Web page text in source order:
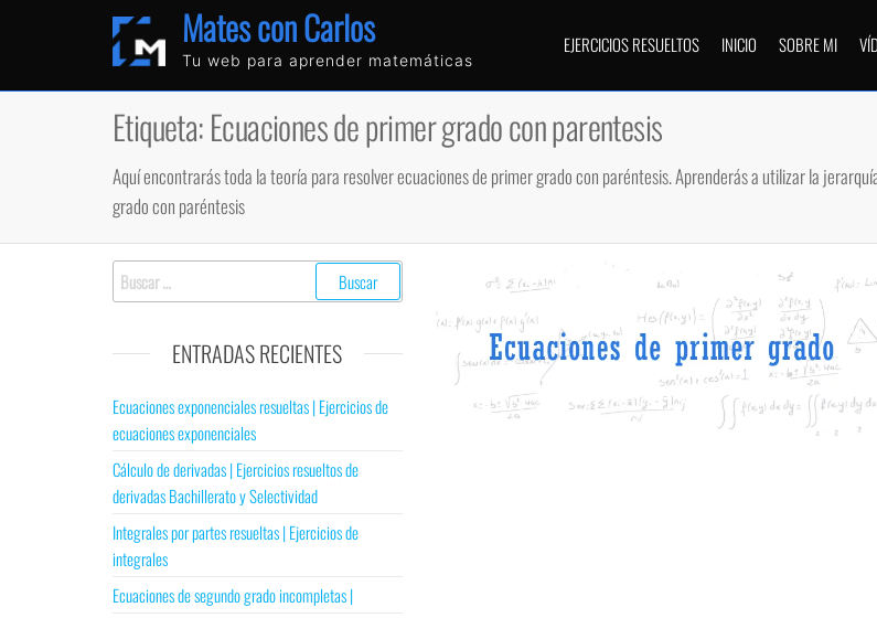
Mates con Carlos
Tu web para aprender matemáticas
EJERCICIOS RESUELTOS INICIO SOBRE MI
Etiqueta:Ecuaciones de primer grado con parentesis
Aquí encontrarás toda la teoría para resolver ecuaciones de primer grado con paréntesis. Aprenderás a utilizar la
grado con paréntesis
ENTRADAS RECIENTES
Ecuaciones exponenciales resueltas | Ejercicios de
ecuaciones exponenciales
Cálculo de derivadas | Ejercicios resueltos de
derivadas Bachillerato y Selectividad
Integrales por partes resueltas | Ejercicios de
integrales
Ecuaciones de segundo grado incompletas |